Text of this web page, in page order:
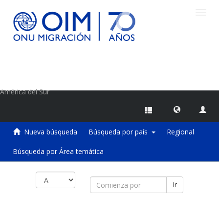
América del Sur
Nueva búsqueda Búsqueda por país Regional
Búsqueda por Área temática
Ir